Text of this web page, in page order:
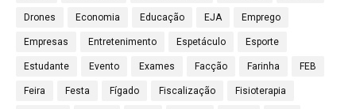
Drones Economia Educação EJA Emprego
Empresas Entretenimento Espetáculo Esporte
Estudante Evento Exames Facção Farinha FEB
Feira Festa Fígado Fiscalização Fisioterapia